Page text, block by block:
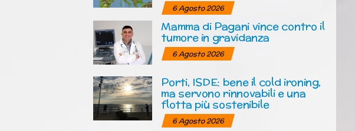
6 Agosto 2026
Mamma di Pagani vince contro il
tumore in gravidanza
6 Agosto 2026
Porti, ISDE: bene il cold ironing,
ma servono rinnovabili e una
flotta più sostenibile
6 Agosto 2026